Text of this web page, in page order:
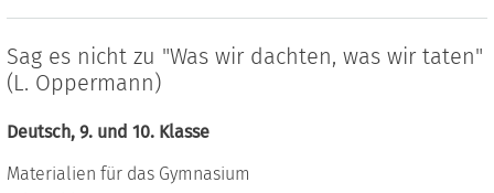
Sag es nicht zu "Was wir dachten, was wir taten"
(L. Oppermann)
Deutsch, 9. und 10. Klasse
Materialien für das Gymnasium